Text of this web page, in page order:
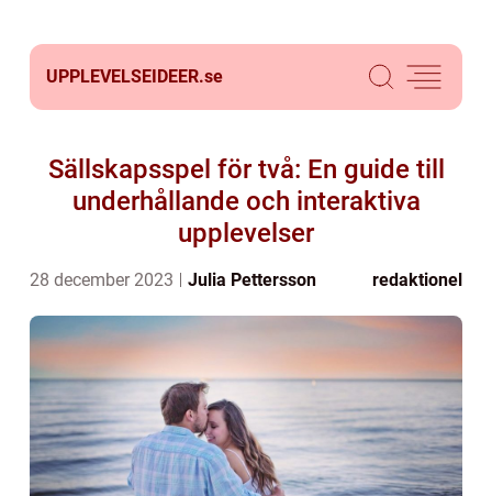
UPPLEVELSEIDEER.se
Sällskapsspel för två: En guide till
underhållande och interaktiva
upplevelser
28 december 2023 Julia Pettersson redaktionel